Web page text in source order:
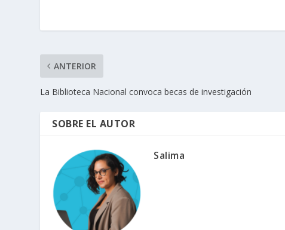
ANTERIOR
La Biblioteca Nacional convoca becas de investigación
SOBRE EL AUTOR
Salima